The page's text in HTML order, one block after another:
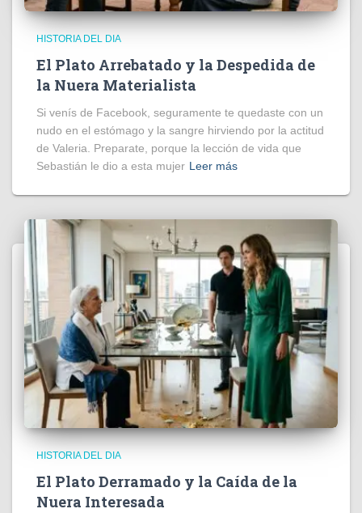
HISTORIA DEL DIA
El Plato Arrebatado y la Despedida de
la Nuera Materialista
Si venís de Facebook, seguramente te quedaste con un
nudo en el estómago y la sangre hirviendo por la actitud
de Valeria. Preparate, porque la lección de vida que
Sebastián le dio a esta mujer Leer más
HISTORIA DEL DIA
El Plato Derramado y la Caída de la
Nuera Interesada